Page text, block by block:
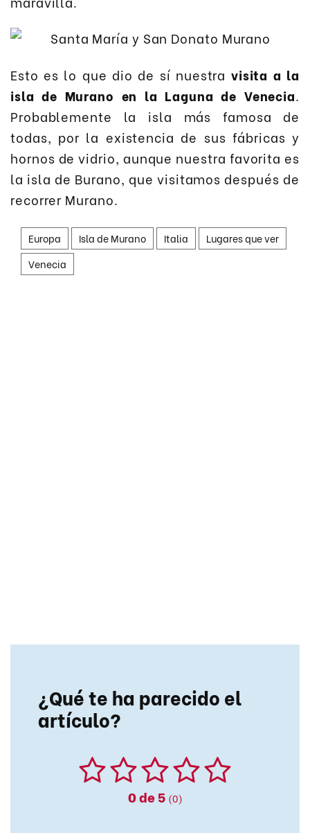
Esto es lo que dio de sí nuestra visita a la
isla de Murano en la Laguna de Venecia.
Probablemente la isla más famosa de
todas, por la existencia de sus fábricas y
hornos de vidrio, aunque nuestra favorita es
la isla de Burano, que visitamos después de
recorrer Murano.
Europa Isla de Murano Italia
Lugares que ver
Venecia
¿Qué te ha parecido el
artículo?
0de 5 (0)